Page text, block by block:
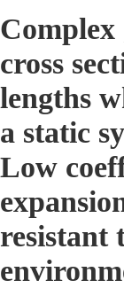
cross
lengths
a static
Low
resistant